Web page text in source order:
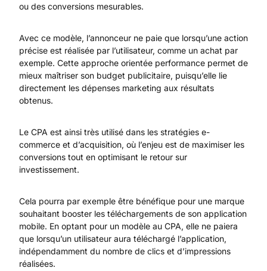
ou des conversions mesurables.
Avec ce modèle, l’annonceur ne paie que lorsqu’une action
précise est réalisée par l’utilisateur, comme un achat par
exemple. Cette approche orientée performance permet de
mieux maîtriser son budget publicitaire, puisqu’elle lie
directement les dépenses marketing aux résultats
obtenus.
Le CPA est ainsi très utilisé dans les stratégies e-
commerce et d’acquisition, où l’enjeu est de maximiser les
conversions tout en optimisant le retour sur
investissement.
Cela pourra par exemple être bénéfique pour une marque
souhaitant booster les téléchargements de son application
mobile. En optant pour un modèle au CPA, elle ne paiera
que lorsqu’un utilisateur aura téléchargé l’application,
indépendamment du nombre de clics et d’impressions
réalisées.